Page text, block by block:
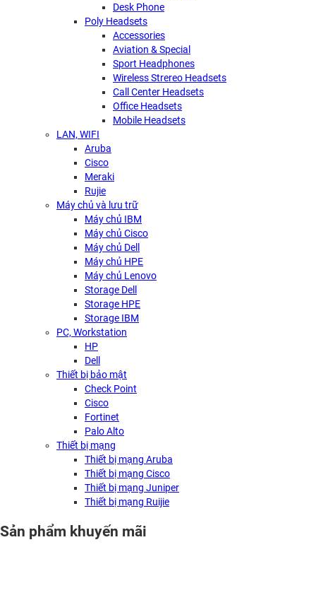
Desk Phone
Poly Headsets
Accessories
Aviation & Special
Sport Headphones
Wireless Strereo Headsets
Call Center Headsets
Office Headsets
Mobile Headsets
LAN, WIFI
Aruba
Cisco
Meraki
Rujie
Máy chủ và lưu trữ
Máy chủ IBM
Máy chủ Cisco
Máy chủ Dell
Máy chủ HPE
Máy chủ Lenovo
Storage Dell
Storage HPE
Storage IBM
PC, Workstation
HP
Dell
Thiết bị bảo mật
Check Point
Cisco
Fortinet
Palo Alto
Thiết bị mạng
Thiết bị mạng Aruba
Thiết bị mạng Cisco
Thiết bị mạng Juniper
Thiết bị mạng Ruijie
Sản phẩm khuyến mãi